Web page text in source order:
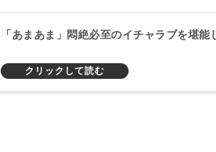
「あまあま」悶絶必至のイチャラブを堪能